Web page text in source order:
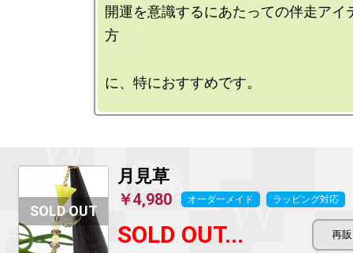
開運を意識するにあたっての伴走アイ
方
に、特におすすめです。
月見草
￥4,980 オーダーメイド ラッピング対応
SOLD OUT...